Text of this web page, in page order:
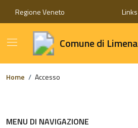
Regione Veneto Links
Comune di Limena
Home / Accesso
MENU DI NAVIGAZIONE